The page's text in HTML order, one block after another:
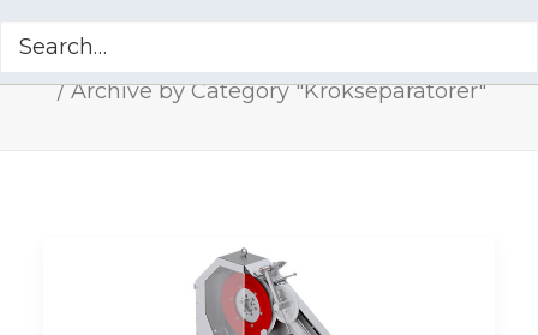
Krokseparatorer
Archive by Category "Krokseparatorer"